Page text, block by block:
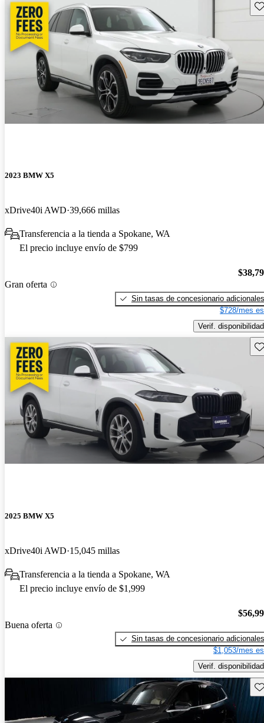
2023 BMW X5
xDrive40i AWD 39,666 millas
Transferencia a la tienda a Spokane, WA
El precio incluye envío de $799
Gran oferta
Sin tasas de concesionario adicionales
$728/mes
Verif. disponibilidad
2025 BMW X5
xDrive40i AWD 15,045 millas
Transferencia a la tienda a Spokane, WA
El precio incluye envío de $1,999
Buena oferta
Sin tasas de concesionario adicionales
$1,053/mes
Verif. disponibilidad